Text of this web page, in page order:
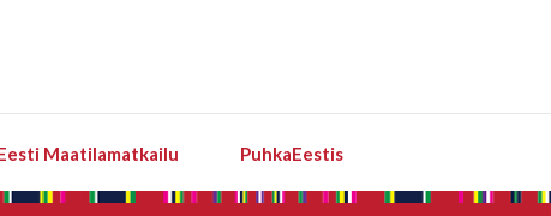
Maatilamatkailu PuhkaEestis